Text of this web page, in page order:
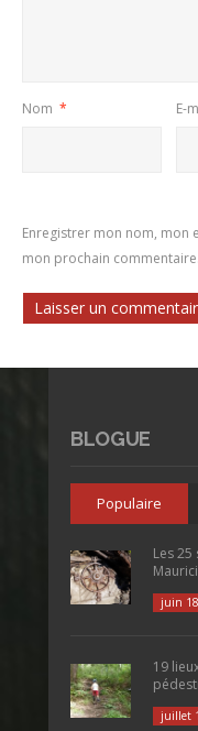
Nom * E-
Enregistrer mon nom, mon
mon prochain commentaire.
BLOGUE
Populaire
Les
juin
19
juillet